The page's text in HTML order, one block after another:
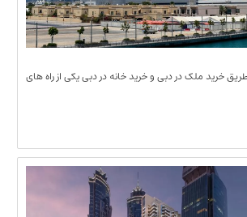
و خرید خانه در دبی یکی از راه های